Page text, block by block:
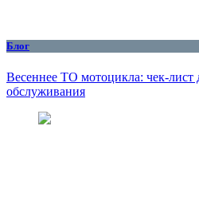
Блог
Весеннее ТО мотоцикла: чек-лист
обслуживания